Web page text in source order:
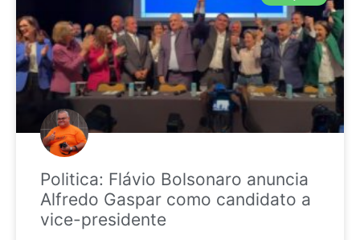
Politica: Flávio Bolsonaro anuncia
Alfredo Gaspar como candidato a
vice-presidente